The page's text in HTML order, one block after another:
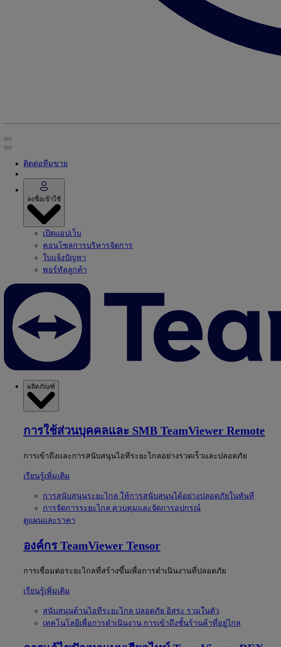
ติดต่อทีมขาย
ลงชื่อเข้าใช้
เปิดแอปเว็บ
คอนโซลการบริหารจัดการ
ใบแจ้งปัญหา
พอร์ทัลลูกค้า
ผลิตภัณฑ์
การใช้ส่วนบุคคลและ SMB TeamViewer Remote
การเข้าถึงและการสนับสนุนไอทีระยะไกลอย่างรวดเร็วและปลอดภัย
เรียนรู้เพิ่มเติม
การสนับสนุนระยะไกล ให้การสนับสนุนได้อย่างปลอดภัยในทันที
การจัดการระยะไกล ควบคุมและจัดการอุปกรณ์
ดูแผนและราคา
องค์กร TeamViewer Tensor
การเชื่อมต่อระยะไกลที่สร้างขึ้นเพื่อการดำเนินงานที่ปลอดภัย
เรียนรู้เพิ่มเติม
สนับสนุนด้านไอทีระยะไกล ปลอดภัย อิสระ รวมในตัว
เทคโนโลยีเพื่อการดำเนินงาน การเข้าถึงชั้นร้านค้าที่อยู่ไกล